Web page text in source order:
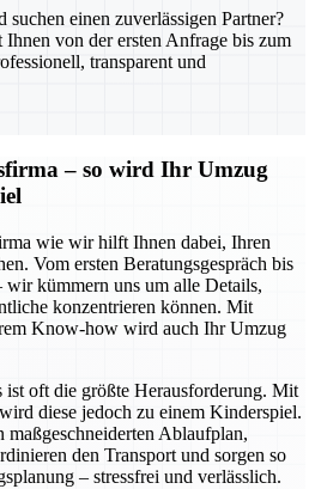
suchen einen zuverlässigen Partner?
Ihnen von der ersten Anfrage bis zum
transparent und
– so wird Ihr Umzug
wie wir hilft Ihnen dabei, Ihren
Vom ersten Beratungsgespräch bis
kümmern uns um alle Details,
konzentrieren können. Mit
Know-how wird auch Ihr Umzug
ist oft die größte Herausforderung. Mit
diese jedoch zu einem Kinderspiel.
Ablaufplan,
den Transport und sorgen so
– stressfrei und verlässlich.